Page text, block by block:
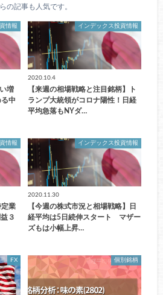
の記事も人気です。
情報
増
中
インデックス投資情報
2020.10.4
【来週の相場戦略と注目銘柄】ト
ランプ大統領がコロナ陽性！日経
平均急落もNYダ…
情報
定業
３
インデックス投資情報
2020.11.30
【今週の株式市況と相場戦略】日
経平均は5日続伸スタート マザー
ズもは小幅上昇…
FX 個別銘柄